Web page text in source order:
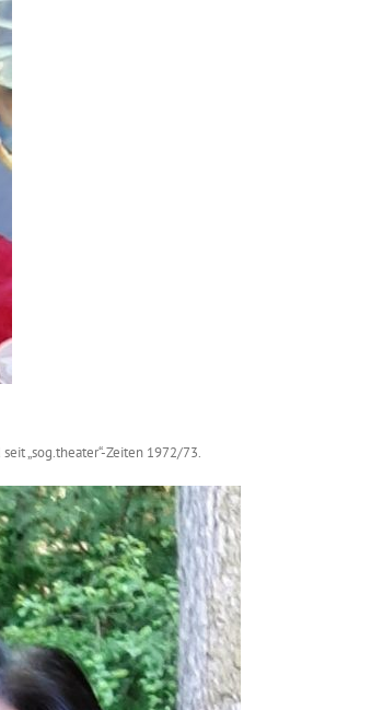
„sog.theater“-Zeiten 1972/73.